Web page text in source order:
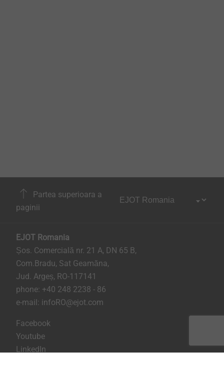
Partea superioara a
paginii
EJOT Romania
Șos. Comercială nr. 21 A, DN 65 B,
Com.Bradu, Sat Geamăna,
Jud. Argeș, RO-117141
phone: +40 248 2238 - 86
e-mail: infoRO@ejot.com
Facebook
Youtube
LinkedIn